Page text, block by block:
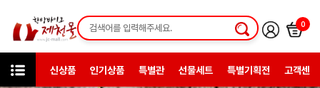
0
신상품 인기상품 특별관 선물세트 특별기획전 고객센터